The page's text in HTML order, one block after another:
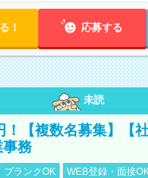
！ 応募する
未読
！【複数名募集】【
事務
ブランクOK WEB登録・面接